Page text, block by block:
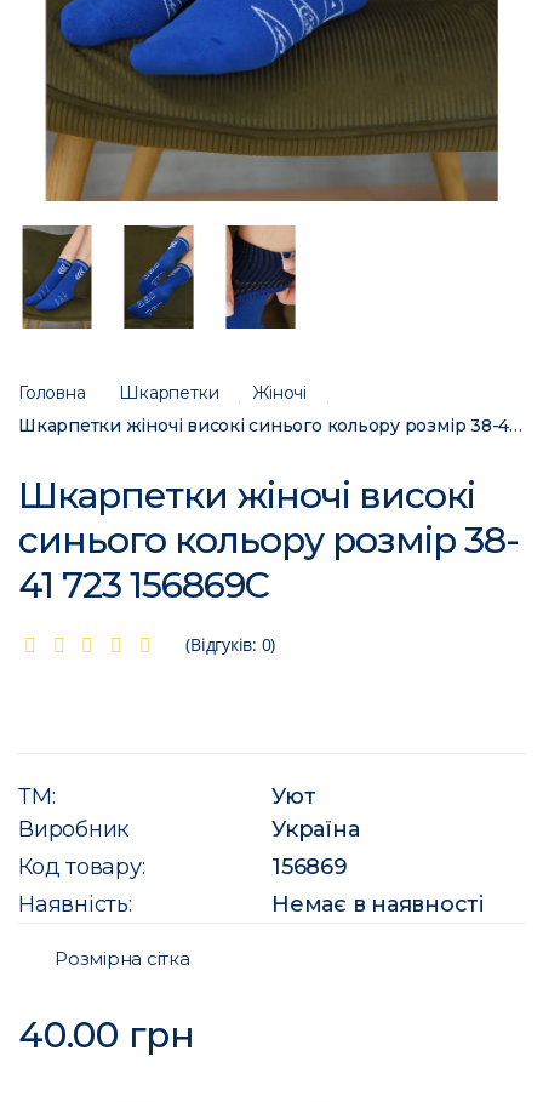
Головна Шкарпетки
Жіночі
Шкарпетки жіночі високі синього кольору розмір 38-41 723 156869C
Шкарпетки жіночі високі
синього кольору розмір 38-
41 723 156869C
(Відгуків: 0)
ТМ:
Уют
Виробник
Україна
Код товару:
156869
Наявність:
Немає в наявності
Розмірна сітка
40.00 грн